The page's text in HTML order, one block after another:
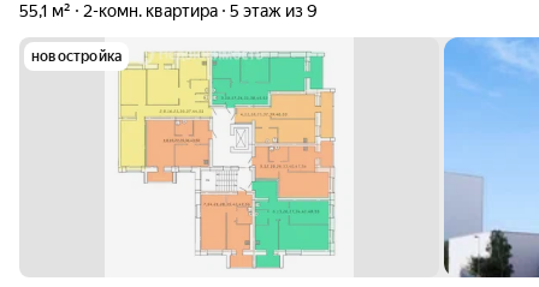
55,1 м² 2-комн. квартира 5 этаж из 9
новостройка